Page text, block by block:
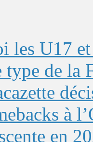
les U17
type de la
à
en